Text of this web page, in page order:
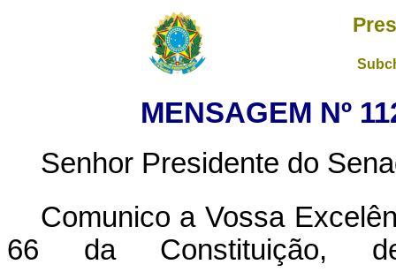
MENSAGEM Nº
Senhor Presidente do
Comunico a Vossa
66 da Constituição,